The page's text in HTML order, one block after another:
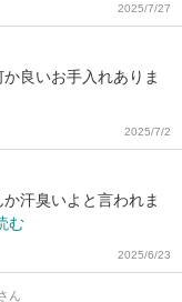
2025/7/27
良いお手入れありま
2025/7/2
汗臭いよと言われま
む
2025/6/23
ん